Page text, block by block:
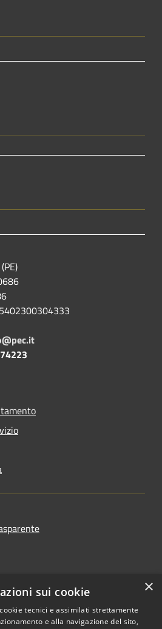
×
sui cookie
tecnici e assimilati strettamente
e alla navigazione del sito,